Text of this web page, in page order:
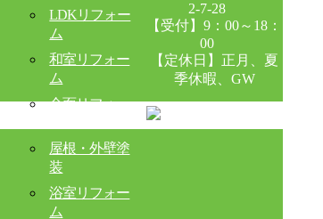
LDKリフォー
ム
和室リフォー
ム
全面リフォー
屋根・外壁塗
装
浴室リフォー
ム
2-7-28
【受付】9：00～18：
00
【定休日】正月、夏
季休暇、GW